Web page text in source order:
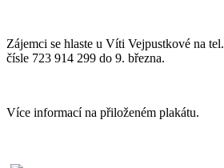
Zájemci se hlaste u Víti Vejpustkové na tel.
čísle 723 914 299 do 9. března.
Více informací na přiloženém plakátu.